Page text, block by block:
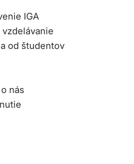
IGA
vzdelávanie
od študentov
nás